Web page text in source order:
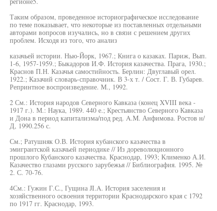
Таким образом, проведенное историографическое исследование
по теме показывает, что некоторые из поставленных отдельными
авторами вопросов изучались, но в связи с решением других
проблем. Исходя из того, что анализ
казачьей истории. Нью-Йорк, 1967.; Книга о казаках. Париж, Вып.
1-6, 1957-1959.; Быкадоров И.Ф. История казачества. Прага, 1930.;
Краснов П.Н. Казачья самостийность. Берлин: Двуглавый орел.
1922.; Казачий словарь-справочник. В 3-х т. / Сост. Г. В. Губарев.
Репринтное воспроизведение. М., 1992.
2 См.: История народов Северного Кавказа (конец XVIII века -
1917 г.). М.: Наука, 1989. 440 е.; Крестьянство Северного Кавказа
и Дона в период капитализма/под ред. A.M. Анфимова. Ростов н/
Д, 1990.256 с.
См.; Ратушняк О.В. История кубанского казачества в
эмигрантской казачьей периодике // Из дореволюционного
прошлого Кубанского казачества. Краснодар, 1993; Клименко А.И.
Казачество глазами русского зарубежья // Библиография. 1995. №
2. С. 70-76.
4См.: Гужин Г.С., Гущина JI.A. История заселения и
хозяйственного освоения территории Краснодарского края с 1792
по 1917 гг. Краснодар, 1993.